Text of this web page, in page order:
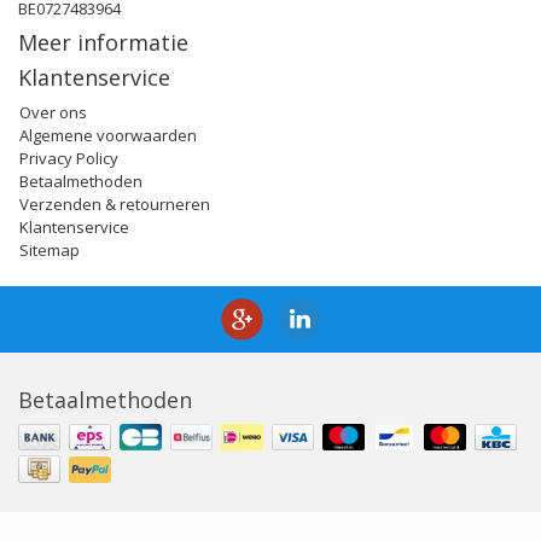
BE0727483964
Meer informatie
Klantenservice
Over ons
Algemene voorwaarden
Privacy Policy
Betaalmethoden
Verzenden & retourneren
Klantenservice
Sitemap
Betaalmethoden